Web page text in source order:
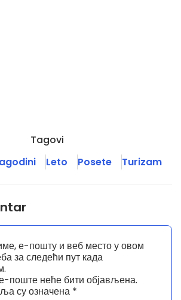
Tagovi
Leto Posete Turizam
поште неће бити објављена.
су означена *
е-пошту и веб место у овом
за следећи пут када